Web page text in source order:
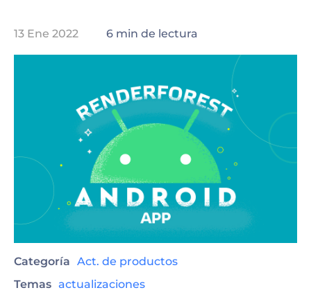
13 Ene 2022 6 min de lectura
Categoría Act. de productos
Temas actualizaciones